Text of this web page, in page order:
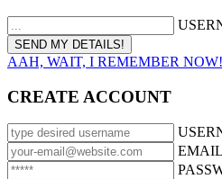
AAH, WAIT, I REMEMBER NOW!
CREATE ACCOUNT
EMAIL